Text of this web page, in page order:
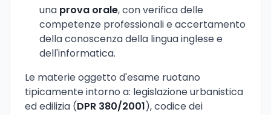
una prova orale, con verifica delle
competenze professionali e accertamento
della conoscenza della lingua inglese e
dell'informatica.
Le materie oggetto d'esame ruotano
tipicamente intorno a: legislazione urbanistica
ed edilizia (DPR 380/2001), codice dei